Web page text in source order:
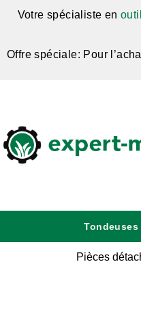
Votre spécialiste en
Offre spéciale: Pour
Tondeuses
Pièces